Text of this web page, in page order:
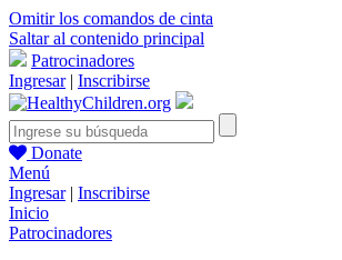
Omitir los comandos de cinta
Saltar al contenido principal
Patrocinadores
Ingresar| Inscribirse
Donate
Menú
Ingresar| Inscribirse
Inicio
Patrocinadores